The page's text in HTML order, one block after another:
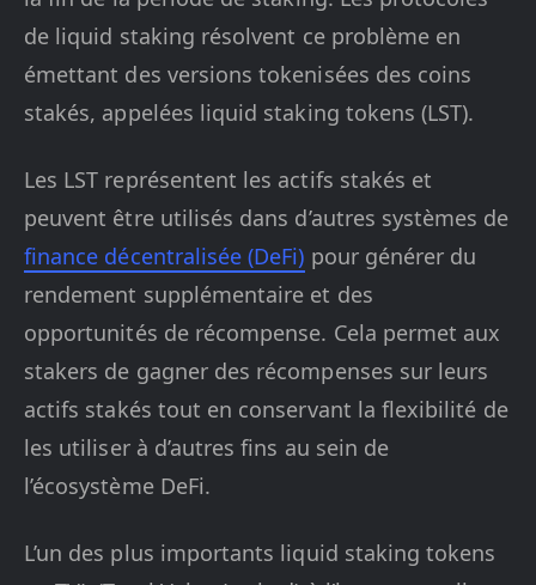
de liquid staking résolvent ce problème en
émettant des versions tokenisées des coins
stakés, appelées liquid staking tokens (LST).
Les LST représentent les actifs stakés et
peuvent être utilisés dans d’autres systèmes de
finance décentralisée (DeFi) pour générer du
rendement supplémentaire et des
opportunités de récompense. Cela permet aux
stakers de gagner des récompenses sur leurs
actifs stakés tout en conservant la flexibilité de
les utiliser à d’autres fins au sein de
l’écosystème DeFi.
L’un des plus importants liquid staking tokens